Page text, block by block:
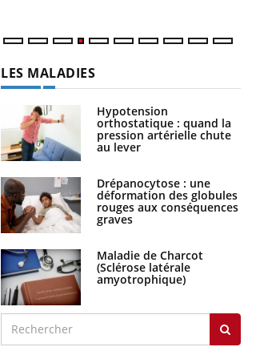
LES MALADIES
Hypotension
orthostatique : quand la
pression artérielle chute
au lever
Drépanocytose : une
déformation des globules
rouges aux conséquences
graves
Maladie de Charcot
(Sclérose latérale
amyotrophique)